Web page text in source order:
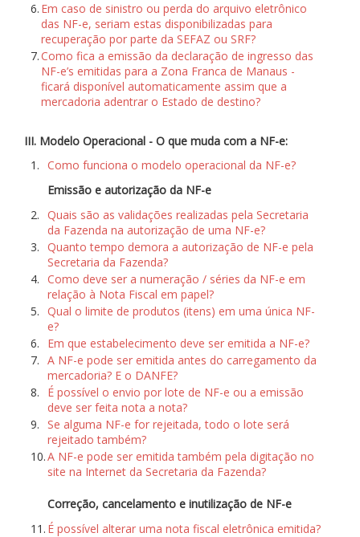
6. Em caso de sinistro ou perda do arquivo eletrônico
das NF-e, seriam estas disponibilizadas para
recuperação por parte da SEFAZ ou SRF?
7.Como fica a emissão da declaração de ingresso das
NF-e’s emitidas para a Zona Franca de Manaus -
ficará disponível automaticamente assim que a
mercadoria adentrar o Estado de destino?
III. Modelo Operacional - O que muda com a NF-e:
1. Como funciona o modelo operacional da NF-e?
Emissão e autorização da NF-e
2. Quais são as validações realizadas pela Secretaria
da Fazenda na autorização de uma NF-e?
3. Quanto tempo demora a autorização de NF-e pela
Secretaria da Fazenda?
4. Como deve ser a numeração / séries da NF-e em
relação à Nota Fiscal em papel?
5. Qual o limite de produtos (itens) em uma única NF-
e?
6.
Em que estabelecimento deve ser emitida a NF-e?
7. A NF-e pode ser emitida antes do carregamento da
mercadoria? E o DANFE?
8.
É possível o envio por lote de NF-e ou a emissão
deve ser feita nota a nota?
9.
Se alguma NF-e for rejeitada, todo o lote será
rejeitado também?
10.A NF-e pode ser emitida também pela digitação no
site na Internet da Secretaria da Fazenda?
Correção, cancelamento e inutilização de NF-e
11. É possível alterar uma nota fiscal eletrônica emitida?